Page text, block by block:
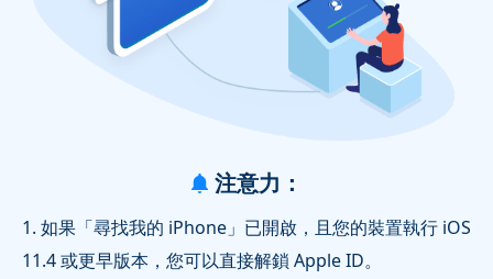
注意力：
1. 如果「尋找我的 iPhone」已開啟，且您的裝置執行 iOS
11.4 或更早版本，您可以直接解鎖 Apple ID。